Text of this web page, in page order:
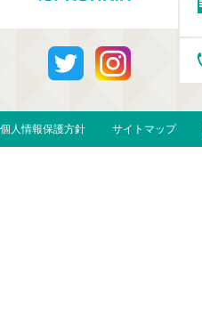
個人情報保護方針 サイトマップ